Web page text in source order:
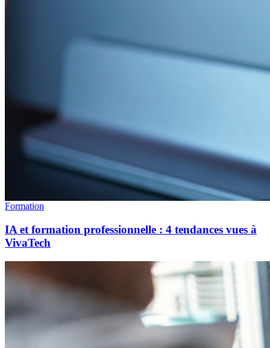
Formation
IA et formation professionnelle : 4 tendances vues à
VivaTech